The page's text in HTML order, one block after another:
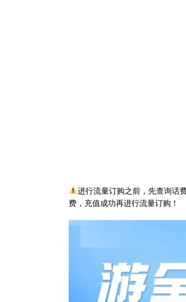
进行流量订购之前，先查询话
费，充值成功再进行流量订购！